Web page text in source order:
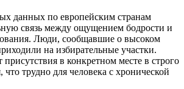
данных по европейским странам
связь между ощущением бодрости и
Люди, сообщавшие о высоком
на избирательные участки.
присутствия в конкретном месте в строго
что трудно для человека с хронической